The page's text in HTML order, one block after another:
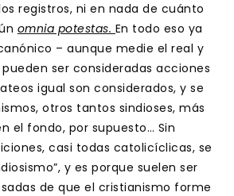
registros, ni en nada de cuánto
omnia potestas. En todo eso ya
– aunque medie el real y
ser consideradas acciones
igual son considerados, y se
otros tantos sindioses, más
el fondo, por supuesto… Sin
casi todas catolicíclicas, se
y es porque suelen ser
de que el cristianismo forme